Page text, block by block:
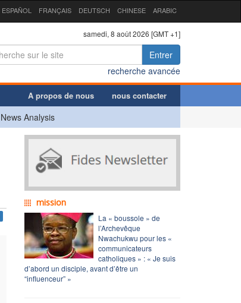
ESPAÑOL FRANÇAIS DEUTSCH CHINESE ARABIC
samedi, 8 août 2026 [GMT +1]
Entrer
recherche avancée
A propos de nous nous contacter
News Analysis
mission
La « boussole » de
l’Archevêque
Nwachukwu pour les «
communicateurs
catholiques » : « Je suis
d’abord un disciple, avant d’être un
“influenceur” »